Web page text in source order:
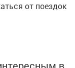
от поездок